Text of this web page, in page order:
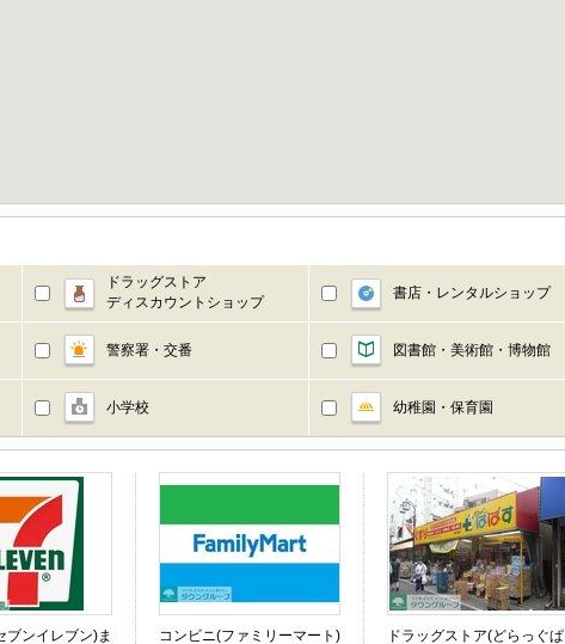
ドラッグストア
ディスカウントショップ
書店・レンタルショップ
警察署・交番 図書館・美術館・博物館
小学校 幼稚園・保育園
ブンイレブン)ま コンビニ(ファミリーマート) ドラッグストア(どらっぐぱ